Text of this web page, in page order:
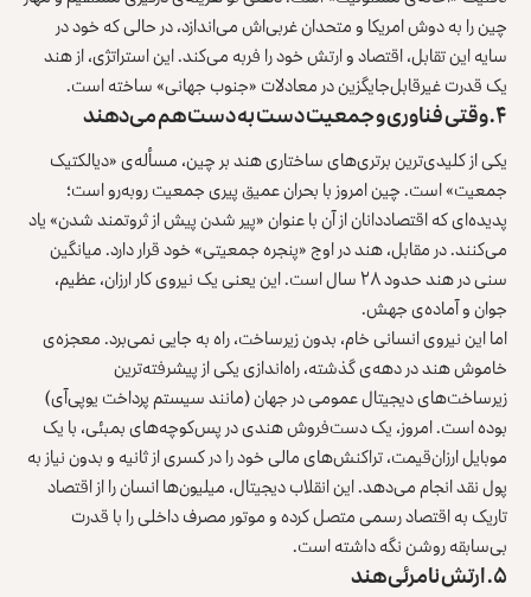
چین را به دوش امریکا و متحدان غربی‌اش می‌اندازد، در حالی که خود در
سایه این تقابل، اقتصاد و ارتش خود را فربه می‌کند. این استراتژی، از هند
یک قدرت غیرقابل‌جایگزین در معادلات «جنوب جهانی» ساخته است.
۴. وقتی فناوری و جمعیت دست به دست هم می‌دهند
یکی از کلیدی‌ترین برتری‌های ساختاری هند بر چین، مسأله‌ی «دیالکتیک
جمعیت» است. چین امروز با بحران عمیق پیری جمعیت روبه‌رو است؛
پدیده‌ای که اقتصاددانان از آن با عنوان «پیر شدن پیش از ثروتمند شدن» یاد
می‌کنند. در مقابل، هند در اوج «پنجره جمعیتی» خود قرار دارد. میانگین
سنی در هند حدود ۲۸ سال است. این یعنی یک نیروی کار ارزان، عظیم،
جوان و آماده‌ی جهش.
اما این نیروی انسانی خام، بدون زیرساخت، راه به جایی نمی‌برد. معجزه‌ی
خاموش هند در دهه‌ی گذشته، راه‌اندازی یکی از پیشرفته‌ترین
زیرساخت‌های دیجیتال عمومی در جهان (مانند سیستم پرداخت یوپی‌آی)
بوده است. امروز، یک دست‌فروش هندی در پس‌کوچه‌های بمبئی، با یک
موبایل ارزان‌قیمت، تراکنش‌های مالی خود را در کسری از ثانیه و بدون نیاز به
پول نقد انجام می‌دهد. این انقلاب دیجیتال، میلیون‌ها انسان را از اقتصاد
تاریک به اقتصاد رسمی متصل کرده و موتور مصرف داخلی را با قدرت
بی‌سابقه روشن نگه داشته است.
۵. ارتش نامرئی هند